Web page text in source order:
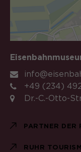
+49 (234)
Dr.-C.-Otto-
PARTNER DER
RUHR